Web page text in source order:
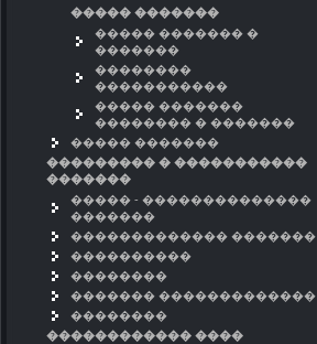
����� �������
����� ������� �
�������
��������
�����������
����� �������
�������� � �������
����� �������
��������� � �����������
�������
����� - ��������������
�������
������������� �������
����������
��������
������� �������������
��������
������������ ����